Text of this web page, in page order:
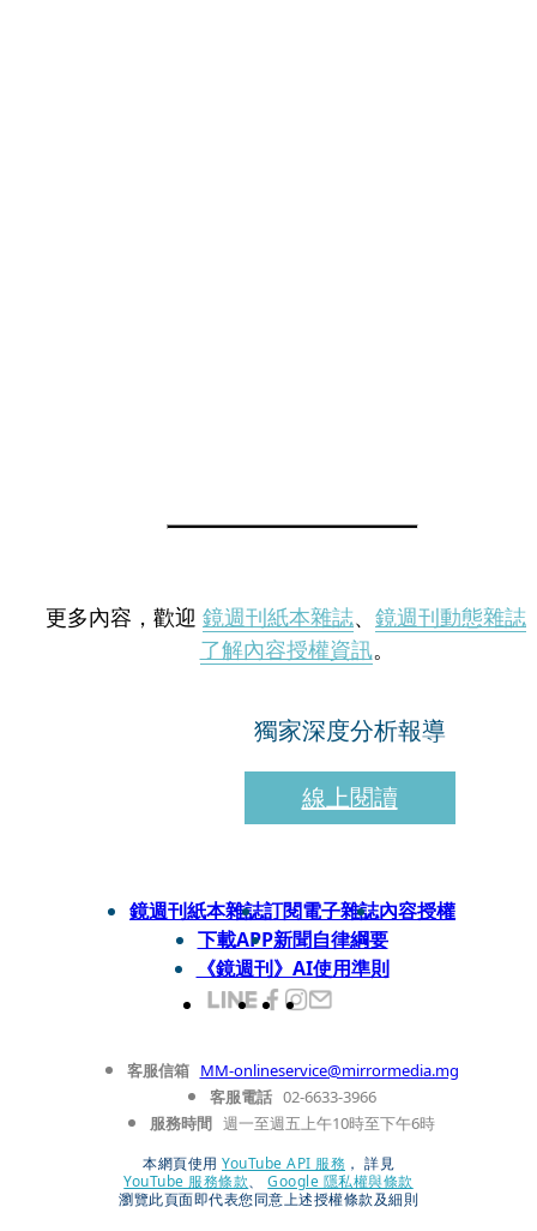
更多內容，歡迎 鏡週刊紙本雜誌、 鏡週刊動態雜誌
了解內容授權資訊。
獨家深度分析報導
線上閱讀
鏡週刊紙本雜誌訂閱電子雜誌內容授權
下載APP新聞自律綱要
《鏡週刊》AI使用準則
客服信箱 MM-onlineservice@mirrormedia.mg
客服電話 02-6633-3966
服務時間 週一至週五上午10時至下午6時
本網頁使用 YouTube API 服務 ， 詳見
YouTube 服務條款、
Google 隱私權與條款
瀏覽此頁面即代表您同意上述授權條款及細則